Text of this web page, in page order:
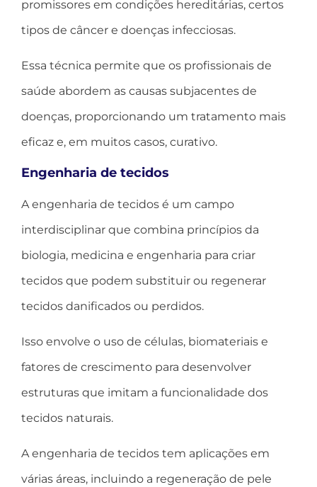
promissores em condições hereditárias, certos
tipos de câncer e doenças infecciosas.
Essa técnica permite que os profissionais de
saúde abordem as causas subjacentes de
doenças, proporcionando um tratamento mais
eficaz e, em muitos casos, curativo.
Engenharia de tecidos
A engenharia de tecidos é um campo
interdisciplinar que combina princípios da
biologia, medicina e engenharia para criar
tecidos que podem substituir ou regenerar
tecidos danificados ou perdidos.
Isso envolve o uso de células, biomateriais e
fatores de crescimento para desenvolver
estruturas que imitam a funcionalidade dos
tecidos naturais.
A engenharia de tecidos tem aplicações em
várias áreas, incluindo a regeneração de pele